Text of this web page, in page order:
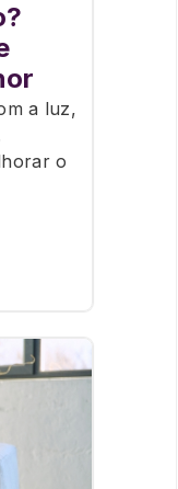
a luz,
o